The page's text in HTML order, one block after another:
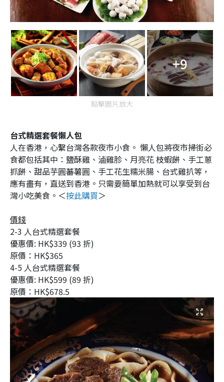
+9
點擊圖片放大
台式精選套餐懶人包
人在香港，心繫台灣各款夜市小食。 懶人包將夜市掃街必
食都包括其中：鹽酥雞、滷雞胗、月亮花 枝蝦餅、手工蔥
抓餅、甜品芋圓蕃薯圓、手工花生糯米腸、台式雞扒等，
應有盡有，直送到香港。只需要簡單加熱就可以享受到台
灣小吃美食。＜按此購買＞
價錢
2-3 人台式精選套餐
優惠價: HK$339 (93 折)
原價：HK$365
4-5 人台式精選套餐
優惠價: HK$599 (89 折)
原價：HK$678.5